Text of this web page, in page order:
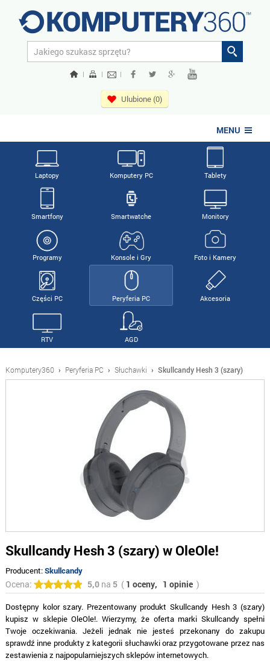
| | |
Ulubione (0)
MENU
Laptopy Komputery PC Tablety
Smartfony Smartwatche Monitory
Programy Konsole i Gry Foto i Kamery
Części PC Peryferia PC Akcesoria
RTV AGD
Komputery360 › Peryferia PC › Słuchawki › Skullcandy Hesh 3 (szary)
Skullcandy Hesh 3 (szary) w OleOle!
Producent:Skullcandy
Ocena: 5,0na 5( 1 oceny, 1 opinie )
Dostępny kolor szary. Prezentowany produkt Skullcandy Hesh 3 (szary)
kupisz w sklepie OleOle!. Wierzymy, że oferta marki Skullcandy spełni
Twoje oczekiwania. Jeżeli jednak nie jesteś przekonany do zakupu
sprawdź inne produkty z kategorii słuchawki oraz przygotowane przez nas
zestawienia z najpopularniejszych sklepów internetowych.